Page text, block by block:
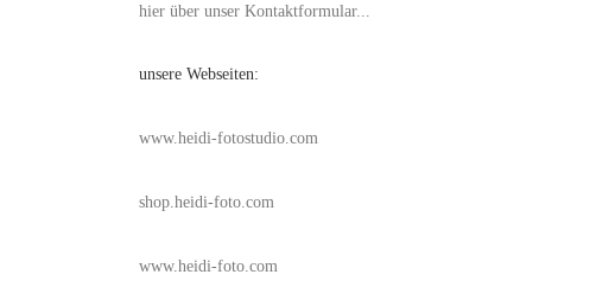
hier über unser Kontaktformular...
unsere Webseiten:
www.heidi-fotostudio.com
shop.heidi-foto.com
www.heidi-foto.com